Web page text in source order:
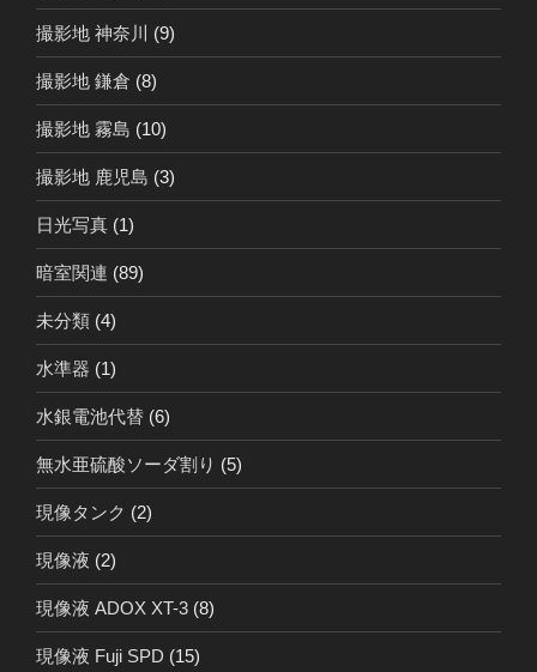
撮影地 神奈川 (9)
撮影地 鎌倉 (8)
撮影地 霧島 (10)
撮影地 鹿児島 (3)
日光写真 (1)
暗室関連 (89)
未分類 (4)
水準器 (1)
水銀電池代替 (6)
無水亜硫酸ソーダ割り (5)
現像タンク (2)
現像液 (2)
現像液 ADOX XT-3 (8)
現像液 Fuji SPD (15)